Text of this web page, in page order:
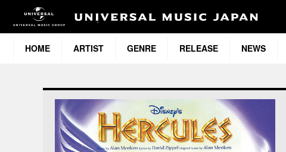
HOME ARTIST GENRE RELEASE NEWS